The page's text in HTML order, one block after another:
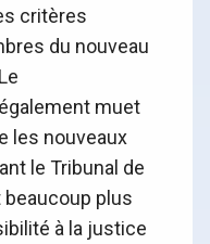
critères
du nouveau
muet
les nouveaux
le Tribunal de
plus
à la justice